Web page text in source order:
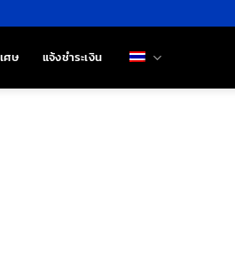
ศษ แจ้งชำระเงิน